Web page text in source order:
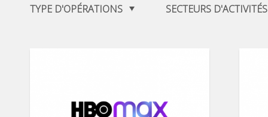
TYPE D'OPÉRATIONS SECTEURS D'ACTIVITÉS